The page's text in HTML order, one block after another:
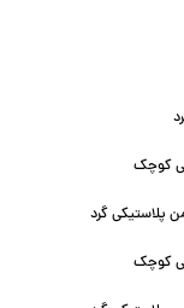
کوچک
پلاستیکی گرد
کوچک